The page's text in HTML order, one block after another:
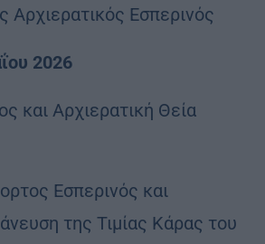
Αρχιερατικός Εσπερινός
2026
και Αρχιερατική Θεία
Εσπερινός και
της Τιμίας Κάρας του